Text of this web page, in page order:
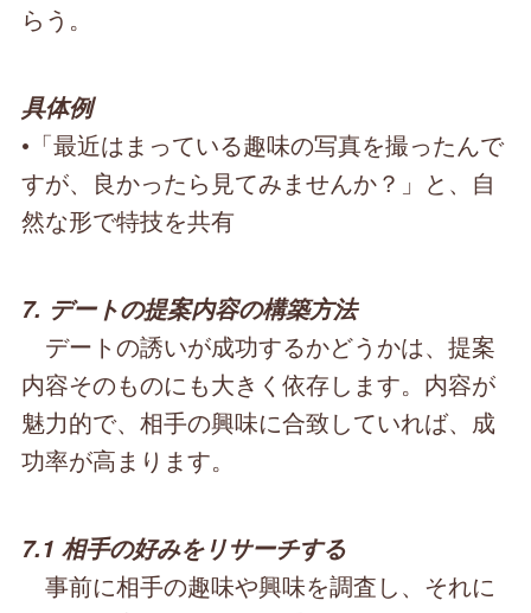
らう。
具体例
•「最近はまっている趣味の写真を撮ったんで
すが、良かったら見てみませんか？」と、自
然な形で特技を共有
7. デートの提案内容の構築方法
デートの誘いが成功するかどうかは、提案
内容そのものにも大きく依存します。内容が
魅力的で、相手の興味に合致していれば、成
功率が高まります。
7.1 相手の好みをリサーチする
事前に相手の趣味や興味を調査し、それに